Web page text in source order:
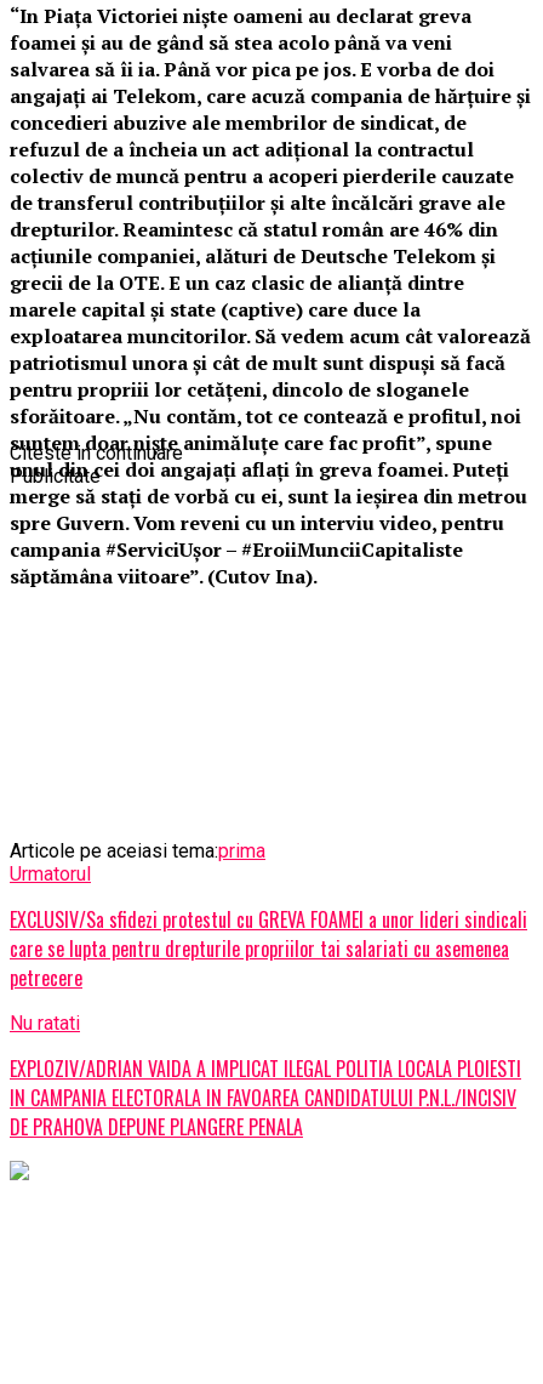
“In Piața Victoriei niște oameni au declarat greva
foamei și au de gând să stea acolo până va veni
salvarea să îi ia. Până vor pica pe jos. E vorba de doi
angajați ai Telekom, care acuză compania de hărțuire și
concedieri abuzive ale membrilor de sindicat, de
refuzul de a încheia un act adițional la contractul
colectiv de muncă pentru a acoperi pierderile cauzate
de transferul contribuțiilor și alte încălcări grave ale
drepturilor. Reamintesc că statul român are 46% din
acțiunile companiei, alături de Deutsche Telekom și
grecii de la OTE. E un caz clasic de alianță dintre
marele capital și state (captive) care duce la
exploatarea muncitorilor. Să vedem acum cât valorează
patriotismul unora și cât de mult sunt dispuși să facă
pentru propriii lor cetățeni, dincolo de sloganele
sforăitoare. „Nu contăm, tot ce contează e profitul, noi
suntem doar niște animăluțe care fac profit”, spune
unul din cei doi angajați aflați în greva foamei. Puteți
merge să stați de vorbă cu ei, sunt la ieșirea din metrou
spre Guvern. Vom reveni cu un interviu video, pentru
campania #ServiciUșor – #EroiiMunciiCapitaliste
săptămâna viitoare”. (Cutov Ina).
Articole pe aceiasi tema:prima
Urmatorul
EXCLUSIV/Sa sfidezi protestul cu GREVA FOAMEI a unor lideri sindicali
care se lupta pentru drepturile propriilor tai salariati cu asemenea
petrecere
Nu ratati
EXPLOZIV/ADRIAN VAIDA A IMPLICAT ILEGAL POLITIA LOCALA PLOIESTI
IN CAMPANIA ELECTORALA IN FAVOAREA CANDIDATULUI P.N.L./INCISIV
DE PRAHOVA DEPUNE PLANGERE PENALA
Citeste in continuare
Publicitate